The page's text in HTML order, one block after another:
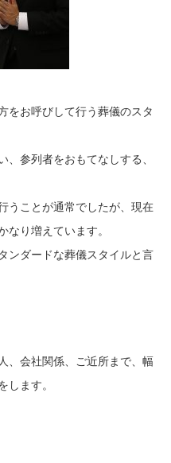
をお呼びして行う葬儀のスタ
参列者をおもてなしする、
うことが通常でしたが、現在
り増えています。
ンダードな葬儀スタイルと言
、会社関係、ご近所まで、幅
ます。